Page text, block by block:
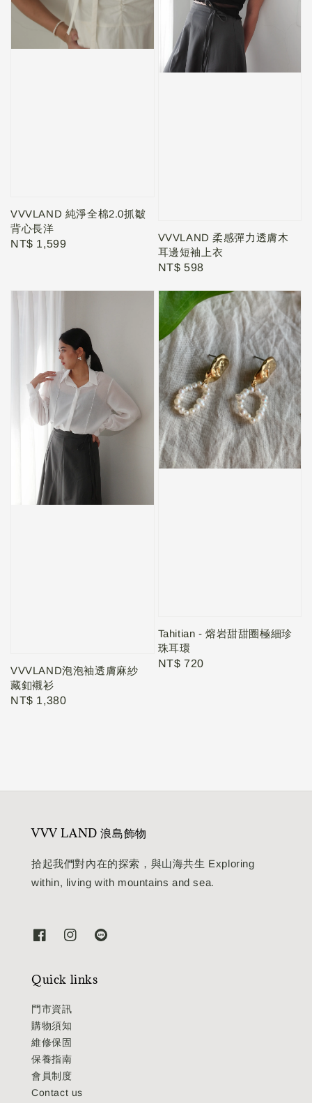
VVVLAND 純淨全棉2.0抓皺
背心長洋
Regular
NT$ 1,599
VVVLAND 柔感彈力透膚木
耳邊短袖上衣
Regular
NT$ 598
VVVLAND泡泡袖透膚麻紗
藏釦襯衫
Regular
NT$ 1,380
Tahitian - 熔岩甜甜圈極細珍
珠耳環
Regular
NT$ 720
VVV LAND 浪島飾物
拾起我們對內在的探索，與山海共生 Exploring
within, living with mountains and sea.
Quick links
門市資訊
購物須知
維修保固
保養指南
會員制度
Contact us